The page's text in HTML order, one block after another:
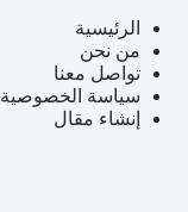
الرئيسية
من نحن
تواصل معنا
سياسة الخصوصية
إنشاء مقال